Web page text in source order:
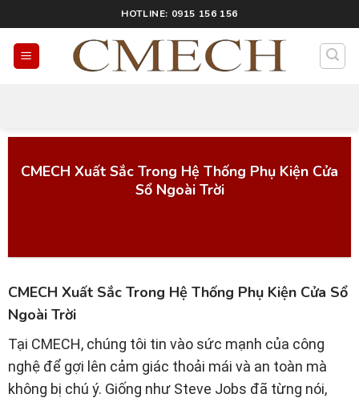
HOTLINE: 0915 156 156
CMECH Xuất Sắc Trong Hệ Thống Phụ Kiện Cửa
Sổ Ngoài Trời
CMECH Xuất Sắc Trong Hệ Thống Phụ Kiện Cửa Sổ
Ngoài Trời
Tại CMECH, chúng tôi tin vào sức mạnh của công
nghệ để gợi lên cảm giác thoải mái và an toàn mà
không bị chú ý. Giống như Steve Jobs đã từng nói,